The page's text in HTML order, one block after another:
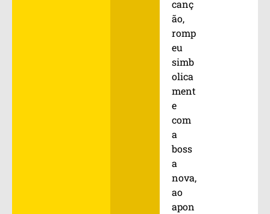
canç
ão,
romp
eu
simb
olica
ment
e
com
a
boss
a
nova,
ao
apon